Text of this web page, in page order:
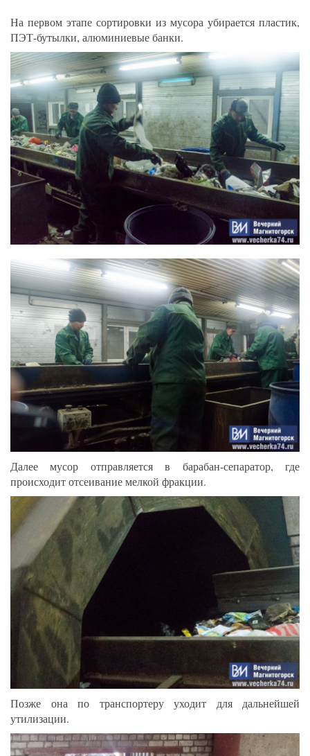
На первом этапе сортировки из мусора убирается пластик,
ПЭТ-бутылки, алюминиевые банки.
Далее мусор отправляется в барабан-сепаратор, где
происходит отсеивание мелкой фракции.
Позже она по транспортеру уходит для дальнейшей
утилизации.